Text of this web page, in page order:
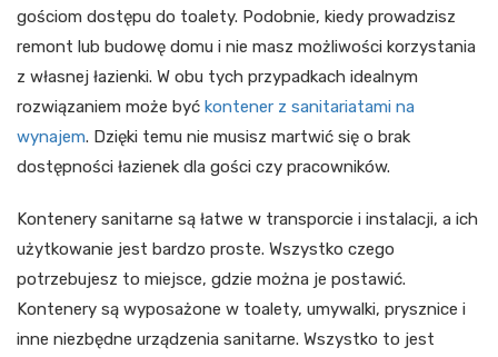
gościom dostępu do toalety. Podobnie, kiedy prowadzisz
remont lub budowę domu i nie masz możliwości korzystania
z własnej łazienki. W obu tych przypadkach idealnym
rozwiązaniem może być kontener z sanitariatami na
wynajem. Dzięki temu nie musisz martwić się o brak
dostępności łazienek dla gości czy pracowników.
Kontenery sanitarne są łatwe w transporcie i instalacji, a ich
użytkowanie jest bardzo proste. Wszystko czego
potrzebujesz to miejsce, gdzie można je postawić.
Kontenery są wyposażone w toalety, umywalki, prysznice i
inne niezbędne urządzenia sanitarne. Wszystko to jest